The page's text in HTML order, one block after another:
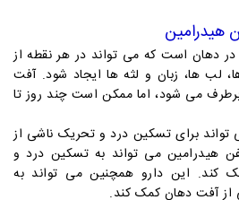
هیدرامین
دهان است که می تواند در هر نقطه از
لب ها، زبان و لثه ها ایجاد شود. آفت
می شود، اما ممکن است چند روز تا
برای تسکین درد و تحریک ناشی از
هیدرامین می تواند به تسکین درد و
کند. این دارو همچنین می تواند به
آفت دهان کمک کند.